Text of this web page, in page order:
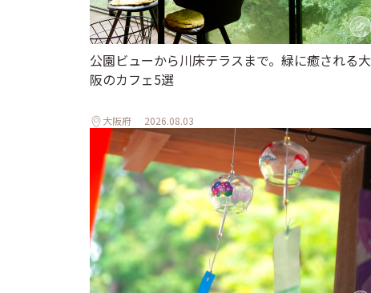
公園ビューから川床テラスまで。緑に癒される大
阪のカフェ5選
大阪府 2026.08.03